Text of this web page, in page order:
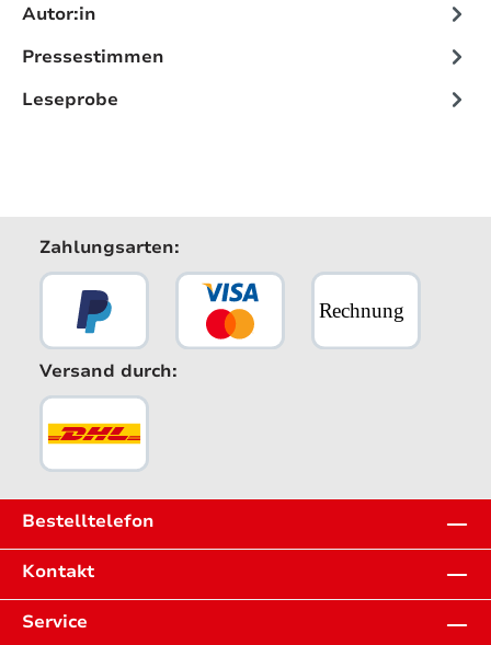
Autor:in
Pressestimmen
Leseprobe
Zahlungsarten:
Versand durch:
Bestelltelefon
Kontakt
Service